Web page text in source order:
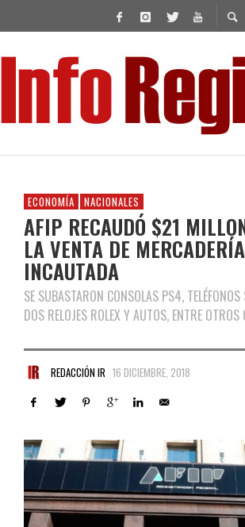
ECONOMÍA NACIONALES
AFIP RECAUDÓ $21
LA VENTA DE MERCADERÍA
INCAUTADA
SE SUBASTARON CONSOLAS PS4,
DOS RELOJES ROLEX Y AUTOS, ENTRE OTROS
REDACCIÓN IR 16 DICIEMBRE, 2018